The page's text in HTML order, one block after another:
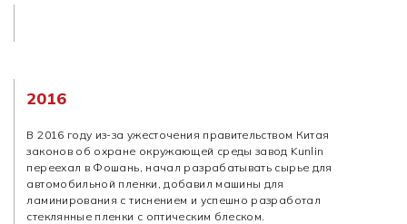
2016
В 2016 году из-за ужесточения правительством Китая
законов об охране окружающей среды завод Kunlin
переехал в Фошань, начал разрабатывать сырье для
автомобильной пленки, добавил машины для
ламинирования с тиснением и успешно разработал
стеклянные пленки с оптическим блеском.